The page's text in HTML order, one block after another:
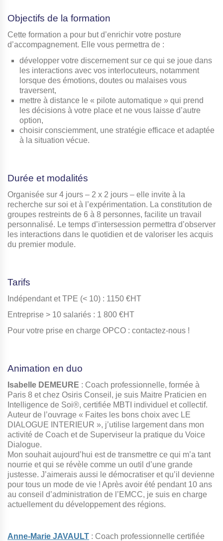
Objectifs de la formation
Cette formation a pour but d’enrichir votre posture
d’accompagnement. Elle vous permettra de :
développer votre discernement sur ce qui se joue dans
les interactions avec vos interlocuteurs, notamment
lorsque des émotions, doutes ou malaises vous
traversent,
mettre à distance le « pilote automatique » qui prend
les décisions à votre place et ne vous laisse d’autre
option,
choisir consciemment, une stratégie efficace et adaptée
à la situation vécue.
Durée et modalités
Organisée sur 4 jours – 2 x 2 jours – elle invite à la
recherche sur soi et à l’expérimentation. La constitution de
groupes restreints de 6 à 8 personnes, facilite un travail
personnalisé. Le temps d’intersession permettra d’observer
les interactions dans le quotidien et de valoriser les acquis
du premier module.
Tarifs
Indépendant et TPE (< 10) : 1150 €HT
Entreprise > 10 salariés : 1 800 €HT
Pour votre prise en charge OPCO : contactez-nous !
Animation en duo
Isabelle DEMEURE : Coach professionnelle, formée à
Paris 8 et chez Osiris Conseil, je suis Maitre Praticien en
Intelligence de Soi®, certifiée MBTI individuel et collectif.
Auteur de l’ouvrage « Faites les bons choix avec LE
DIALOGUE INTERIEUR », j’utilise largement dans mon
activité de Coach et de Superviseur la pratique du Voice
Dialogue.
Mon souhait aujourd’hui est de transmettre ce qui m’a tant
nourrie et qui se révèle comme un outil d’une grande
justesse. J’aimerais aussi le démocratiser et qu’il devienne
pour tous un mode de vie ! Après avoir été pendant 10 ans
au conseil d’administration de l’EMCC, je suis en charge
actuellement du développement des régions.
Anne-Marie JAVAULT : Coach professionnelle certifiée